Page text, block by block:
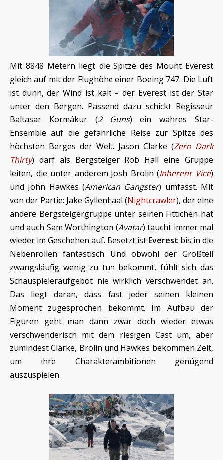
Mit 8848 Metern liegt die Spitze des Mount Everest
gleich auf mit der Flughöhe einer Boeing 747. Die Luft
ist dünn, der Wind ist kalt – der Everest ist der Star
unter den Bergen. Passend dazu schickt Regisseur
Baltasar Kormákur (2 Guns) ein wahres Star-
Ensemble auf die gefährliche Reise zur Spitze des
höchsten Berges der Welt. Jason Clarke (Zero Dark
Thirty) darf als Bergsteiger Rob Hall eine Gruppe
leiten, die unter anderem Josh Brolin (Inherent Vice)
und John Hawkes (American Gangster) umfasst. Mit
von der Partie: Jake Gyllenhaal (Nightcrawler), der eine
andere Bergsteigergruppe unter seinen Fittichen hat
und auch Sam Worthington (Avatar) taucht immer mal
wieder im Geschehen auf. Besetzt ist Everest bis in die
Nebenrollen fantastisch. Und obwohl der Großteil
zwangsläufig wenig zu tun bekommt, fühlt sich das
Schauspieleraufgebot nie wirklich verschwendet an.
Das liegt daran, dass fast jeder seinen kleinen
Moment zugesprochen bekommt. Im Aufbau der
Figuren geht man dann zwar doch wieder etwas
verschwenderisch mit dem riesigen Cast um, aber
zumindest Clarke, Brolin und Hawkes bekommen Zeit,
um ihre Charakterambitionen genügend
auszuspielen.